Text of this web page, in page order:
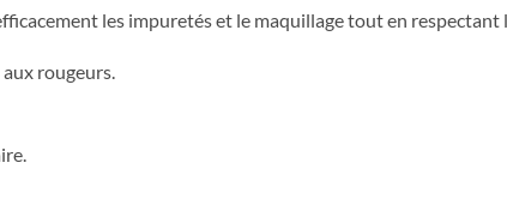
les impuretés et le maquillage tout en respectant
rougeurs.